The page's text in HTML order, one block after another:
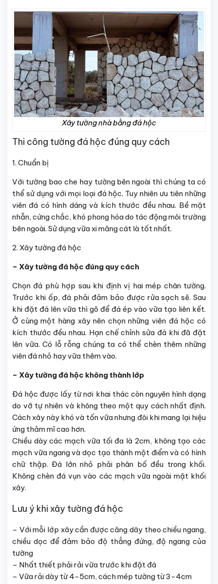
Xây tường nhà bằng đá hộc
Thi công tường đá hộc đúng quy cách
1. Chuẩn bị
Với tường bao che hay tường bên ngoài thì chúng ta có
thể sử dụng với mọi loại đá hộc. Tuy nhiên ưu tiên những
viên đá có hình dáng và kích thước đều nhau. Bề mặt
nhẵn, cứng chắc, khó phong hóa do tác động môi trường
bên ngoài. Sử dụng vữa xi măng cát là tốt nhất.
2. Xây tường đá hộc
– Xây tường đá hộc đúng quy cách
Chọn đá phù hợp sau khi định vị hai mép chân tường.
Trước khi ốp, đá phải đảm bảo được rửa sạch sẽ. Sau
khi đặt đá lên vữa thì gõ để đá ép vào vữa tạo liên kết.
Ở cùng một hàng xây nên chọn những viên đá hộc có
kích thước đều nhau. Hạn chế chỉnh sửa đá khi đã đặt
lên vữa. Có lỗ rỗng chúng ta có thể chèn thêm những
viên đá nhỏ hay vữa thêm vào.
– Xây tường đá hộc không thành lớp
Đá hộc được lấy từ nơi khai thác còn nguyên hình dạng
do vỡ tự nhiên và không theo một quy cách nhất định.
Cách xây này khó và tốn vữa nhưng đôi khi mang lại hiệu
ứng thảm mĩ cao hơn.
Chiều dày các mạch vữa tối đa là 2cm, không tạo các
mạch vữa ngang và dọc tạo thành một điểm và có hình
chữ thập. Đá lớn nhỏ phải phân bố đều trong khối.
Không chèn đá vụn vào các mạch vữa ngoài mặt khối
xây.
Lưu ý khi xây tường đá hộc
– Với mỗi lớp xây cần được căng dây theo chiều ngang,
chiều dọc để đảm bảo độ thẳng đứng, độ ngang của
tường
– Nhất thiết phải rải vữa trước khi đặt đá
– Vữa rải dày từ 4-5cm, cách mép tường từ 3-4cm